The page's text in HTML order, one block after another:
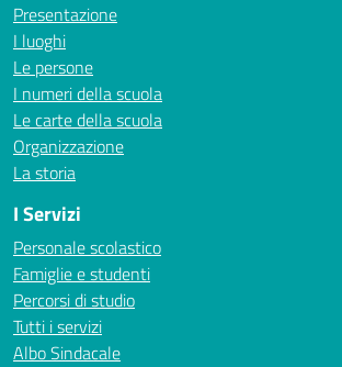
Presentazione
I luoghi
Le persone
I numeri della scuola
Le carte della scuola
Organizzazione
La storia
I Servizi
Personale scolastico
Famiglie e studenti
Percorsi di studio
Tutti i servizi
Albo Sindacale